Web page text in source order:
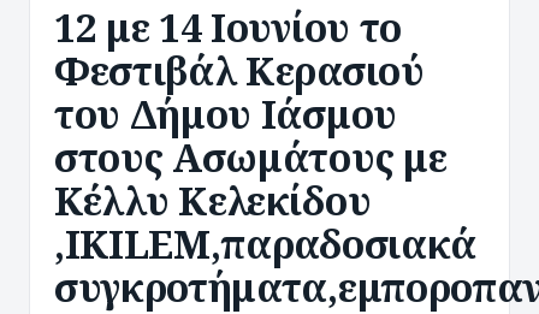
12 με 14 Ιουνίου το
Φεστιβάλ Κερασιού
του Δήμου Ιάσμου
στους Ασωμάτους με
Kέλλυ Κελεκίδου
,IKILEM,παραδοσιακά